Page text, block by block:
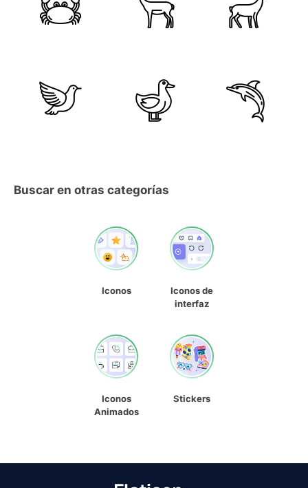
Buscar en otras categorías
Iconos
Iconos de
interfaz
Iconos
Animados
Stickers